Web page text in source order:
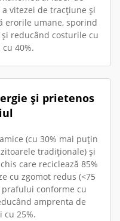
vitezei de tracțiune și
erorile umane, sporind
reducând costurile cu
40%.
și prietenos
(cu 30% mai puțin
tradiționale) și
care reciclează 85%
cu zgomot redus (<75
conforme cu
amprenta de
cu 25%.